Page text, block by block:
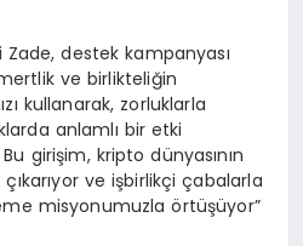
Zade, destek kampanyası
ve birlikteliğin
kullanarak, zorluklarla
anlamlı bir etki
girişim, kripto dünyasının
ve işbirlikçi çabalarla
misyonumuzla örtüşüyor”